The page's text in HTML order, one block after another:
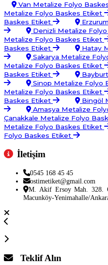
Van Metalize Folyo
Metalize Folyo Baskes Etiket
Baskes Etiket
Denizli Metalize
Metalize Folyo Baskes Etiket
Baskes Etiket
Hatay
Sakarya Metalize
Metalize Folyo Baskes Etiket
Baskes Etiket
Sinop Metalize Folyo
Metalize Folyo Baskes Etiket
Baskes Etiket
Bingöl
Amasya Metalize
Çanakkale Metalize Folyo
Metalize Folyo Baskes Etiket
Folyo Baskes Etiket
İletişim
0545 168 45 45
ostimetiket@gmail.com
M. Akif Ersoy Mah. 328.
Macunköy-Yenimahalle/
Teklif Alın